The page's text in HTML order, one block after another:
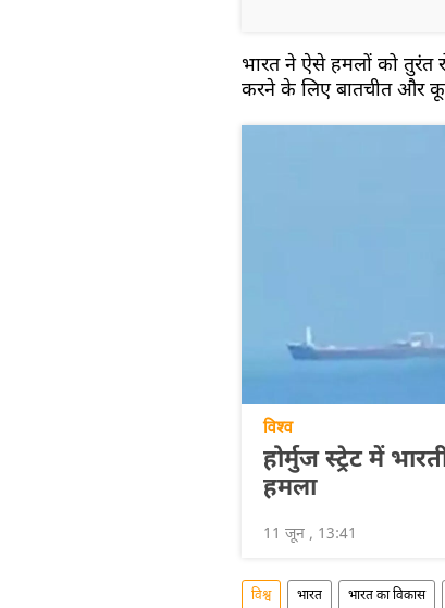
भारत ने ऐसे हमलों को
करने के लिए बातचीत और
विश्व
होर्मुज स्ट्रेट में
हमला
11 जून , 13:41
विश्व भारत भारत का विकास